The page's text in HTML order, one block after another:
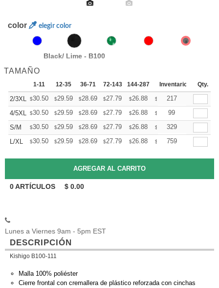
color elegir color
Black/ Lime - B100
TAMAÑO
1-11 12-35 36-71 72-143 144-287 288 + Mas
Inventario Qty.
2/3XL $30.50 $29.59 $28.69 $27.79 $26.88 $ 26.43
217
4/5XL
$30.50 $29.59 $28.69 $27.79 $26.88 $ 26.43
99
S/M
$30.50 $29.59 $28.69 $27.79 $26.88 $ 26.43
329
L/XL
$30.50 $29.59 $28.69 $27.79 $26.88 $ 26.43
759
0ARTÍCULOS $ 0.00
Lunes a Viernes 9am - 5pm EST
DESCRIPCIÓN
Kishigo B100-111
Malla 100% poliéster
Cierre frontal con cremallera de plástico reforzada con cinchas